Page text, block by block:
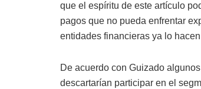
que el espíritu de este artículo
pagos que no pueda enfrentar
entidades financieras ya lo
De acuerdo con Guizado
descartarían participar en el